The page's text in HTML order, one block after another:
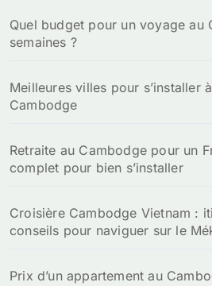
Quel budget pour un voyage au
semaines ?
Meilleures villes pour s’installer
Cambodge
Retraite au Cambodge pour un
complet pour bien s’installer
Croisière Cambodge Vietnam :
conseils pour naviguer sur le
Prix d’un appartement au